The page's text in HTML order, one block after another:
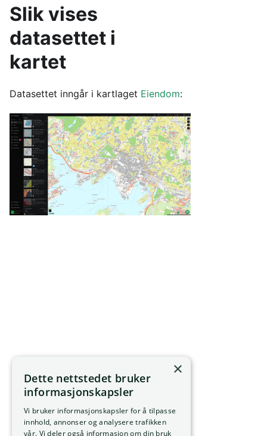
Slik vises
datasettet i
kartet
Datasettet inngår i kartlaget Eiendom:
×
Dette nettstedet bruker
informasjonskapsler
Vi bruker informasjonskapsler for å tilpasse
innhold, annonser og analysere trafikken
vår. Vi deler også informasjon om din bruk